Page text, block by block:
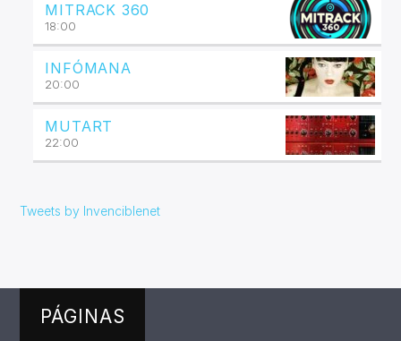
MITRACK 360
18:00
INFÓMANA
20:00
MUTART
22:00
Tweets by Invenciblenet
PÁGINAS